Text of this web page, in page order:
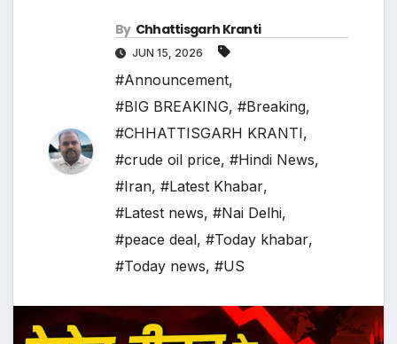
By Chhattisgarh Kranti
JUN 15, 2026
#Announcement,
#BIG BREAKING, #Breaking,
#CHHATTISGARH KRANTI,
#crude oil price, #Hindi News,
#Iran, #Latest Khabar,
#Latest news, #Nai Delhi,
#peace deal, #Today khabar,
#Today news, #US